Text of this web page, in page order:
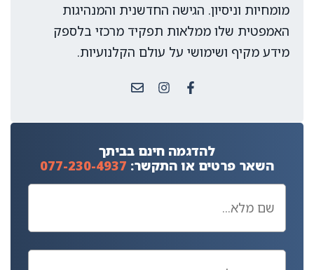
מומחיות וניסיון. הגישה החדשנית והמנהיגות
האמפטית שלו ממלאות תפקיד מרכזי בלספק
מידע מקיף ושימושי על עולם הקלנועיות.
להדגמה חינם בביתך
השאר פרטים או התקשר: 077-230-4937